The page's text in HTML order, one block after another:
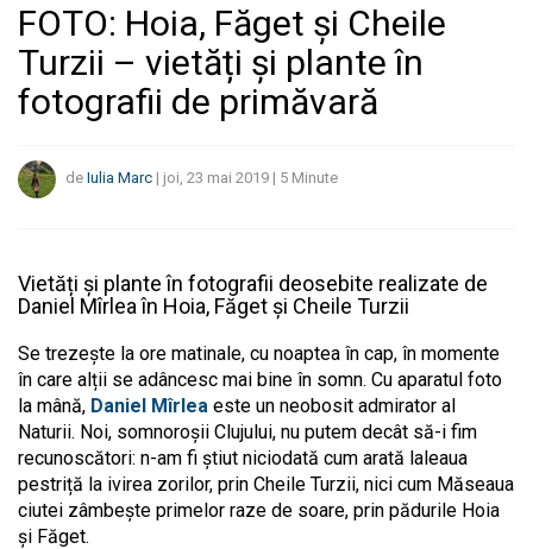
FOTO: Hoia, Făget și Cheile
Turzii – vietăți și plante în
fotografii de primăvară
de Iulia Marc | joi, 23 mai 2019 | 5 Minute
Vietăți și plante în fotografii deosebite realizate de
Daniel Mîrlea în Hoia, Făget și Cheile Turzii
Se trezește la ore matinale, cu noaptea în cap, în momente
în care alții se adâncesc mai bine în somn. Cu aparatul foto
la mână, Daniel Mîrlea este un neobosit admirator al
Naturii. Noi, somnoroșii Clujului, nu putem decât să-i fim
recunoscători: n-am fi știut niciodată cum arată laleaua
pestriță la ivirea zorilor, prin Cheile Turzii, nici cum Măseaua
ciutei zâmbește primelor raze de soare, prin pădurile Hoia
și Făget.